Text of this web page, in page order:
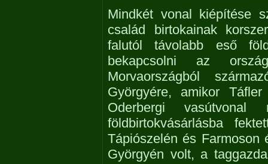
Mindkét vonal kiépítése
család birtokainak
falutól távolabb eső
bekapcsolni az
Morvaországból
Györgyére, amikor
Oderbergi vasútvonal
földbirtokvásárlásba
Tápiószelén és Farmoson
Györgyén volt, a